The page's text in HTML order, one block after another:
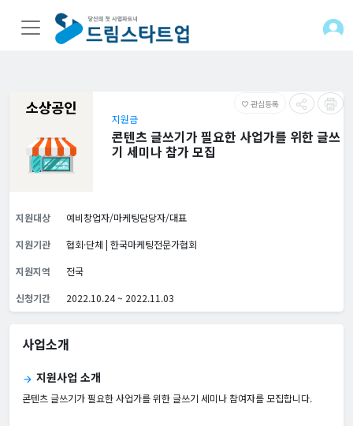
favorite_border 관심등록
지원금
콘텐츠 글쓰기가 필요한 사업가를 위한 글쓰
기 세미나 참가 모집
지원대상
예비창업자/마케팅담당자/대표
지원기관
협회·단체 | 한국마케팅전문가협회
지원지역
전국
신청기간
2022.10.24 ~ 2022.11.03
사업소개
arrow_forward 지원사업 소개
콘텐츠 글쓰기가 필요한 사업가를 위한 글쓰기 세미나 참여자를 모집합니다.